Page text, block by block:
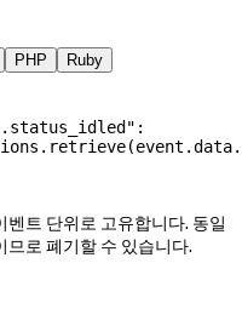
PHP Ruby
:
벤트 단위로 고유합니다. 동일
므로 폐기할 수 있습니다.